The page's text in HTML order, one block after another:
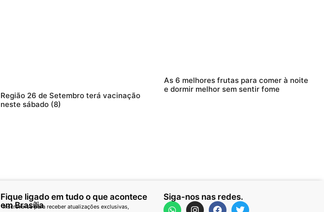
Região 26 de Setembro terá vacinação
neste sábado (8)
As 6 melhores frutas para comer à noite
e dormir melhor sem sentir fome
Fique ligado em tudo o que acontece
em Brasília
Inscreva-se para receber atualizações exclusivas,
Siga-nos nas redes.